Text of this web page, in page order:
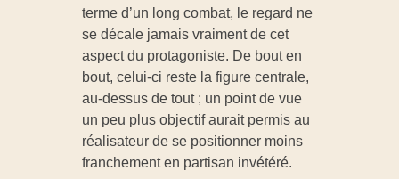
terme d’un long combat, le regard ne
se décale jamais vraiment de cet
aspect du protagoniste. De bout en
bout, celui-ci reste la figure centrale,
au-dessus de tout ; un point de vue
un peu plus objectif aurait permis au
réalisateur de se positionner moins
franchement en partisan invétéré.